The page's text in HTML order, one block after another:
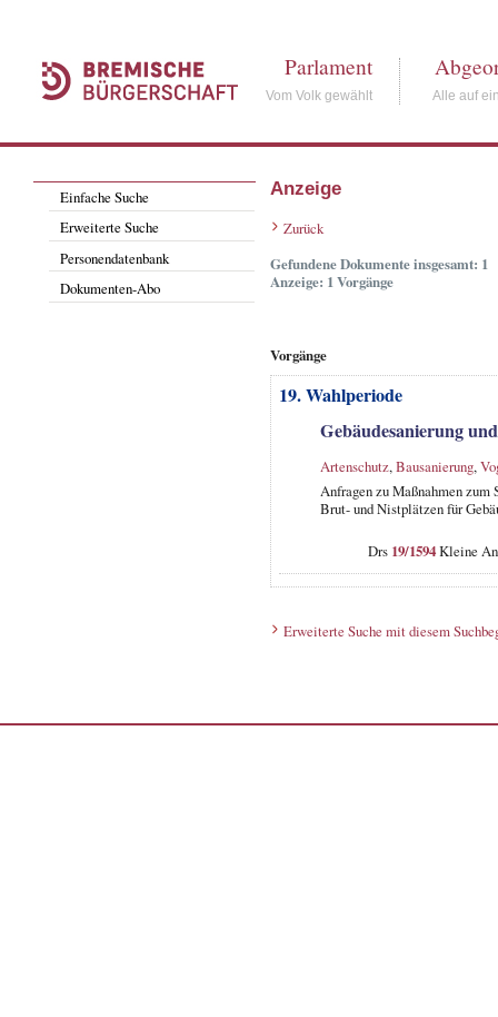
Parlament
Vom Volk gewählt Alle auf
Einfache Suche
Erweiterte Suche
Personendatenbank
Dokumenten-Abo
Anzeige
Zurück
Gefundene Dokumente insgesamt: 1
Anzeige: 1 Vorgänge
Vorgänge
19. Wahlperiode
Gebäudesanierung
Artenschutz,Bausanierung,
Anfragen zu Maßnahmen zum
Brut- und Nistplätzen für
Drs 19/1594Kleine
Erweiterte Suche mit diesem